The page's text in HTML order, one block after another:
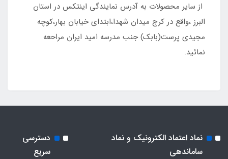
از سایر محصولات به آدرس نمایندگی اینتکس در استان
البرز ،واقع در کرج میدان شهدا،ابتدای خیابان بهار،کوچه
مجیدی پرست(بابک) جنب مدرسه امید ایران مراحعه
نمائید.
نماد اعتماد الکترونیک و نماد
ساماندهی
دسترسی
سریع